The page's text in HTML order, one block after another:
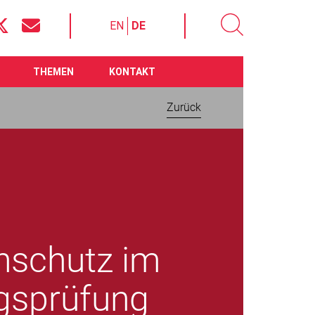
EN DE
THEMEN KONTAKT
Zurück
im